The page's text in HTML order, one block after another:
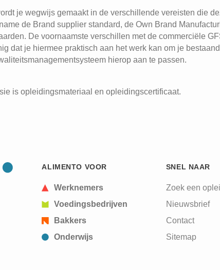
je wegwijs gemaakt in de verschillende vereisten die
de Brand supplier standard, de Own Brand
De voornaamste verschillen met de commerciële
dat je hiermee praktisch aan het werk kan om je
hierop aan te passen.
is opleidingsmateriaal en opleidingscertificaat.
ALIMENTO VOOR
Werknemers
Voedingsbedrijven
Bakkers
Onderwijs
SNEL NAAR
Zoek een
Nieuwsbrief
Contact
Sitemap